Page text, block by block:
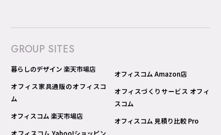
GROUP SITES
暮らしのデザイン 楽天市場店
オフィス家具通販のオフィスコ
ム
オフィスコム 楽天市場店
オフィスコム Yahoo!ショッピン
オフィスコム Amazon店
オフィスづくりサービス オフィ
スコム
オフィスコム 見積り比較 Pro